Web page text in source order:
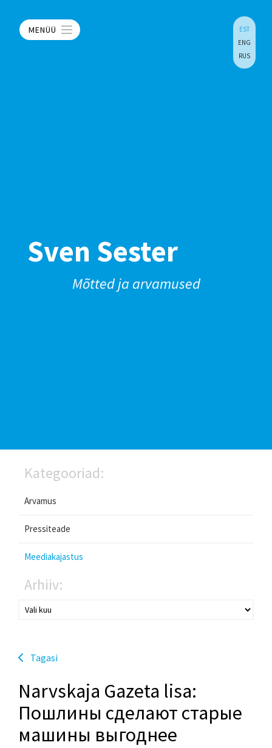
MENÜÜ
EST
ENG
RUS
Sven Sester
Mõtted ja arvamused
Kategooriad:
Arvamus
Pressiteade
Meediakajastus
Arhiiv:
Tagasi
Narvskaja Gazeta lisa:
Пошлины сделают старые
машины выгоднее